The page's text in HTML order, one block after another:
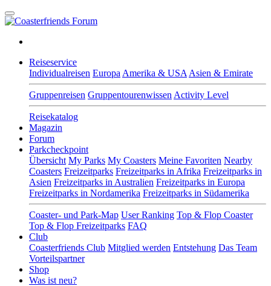
Reiseservice
Individualreisen Europa Amerika & USA Asien & Emirate
Gruppenreisen Gruppentourenwissen Activity Level
Reisekatalog
Magazin
Forum
Parkcheckpoint
Übersicht My Parks My Coasters Meine Favoriten Nearby
Coasters Freizeitparks Freizeitparks in Afrika Freizeitparks in
Asien Freizeitparks in Australien Freizeitparks in Europa
Freizeitparks in Nordamerika Freizeitparks in Südamerika
Coaster- und Park-Map User Ranking Top & Flop Coaster
Top & Flop Freizeitparks FAQ
Club
Coasterfriends Club Mitglied werden Entstehung Das Team
Vorteilspartner
Shop
Was ist neu?